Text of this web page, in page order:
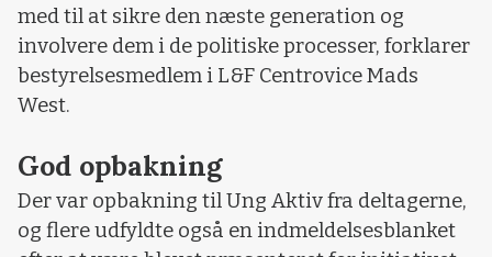
med til at sikre den næste generation og
involvere dem i de politiske processer, forklarer
bestyrelsesmedlem i L&F Centrovice Mads
West.
God opbakning
Der var opbakning til Ung Aktiv fra deltagerne,
og flere udfyldte også en indmeldelsesblanket